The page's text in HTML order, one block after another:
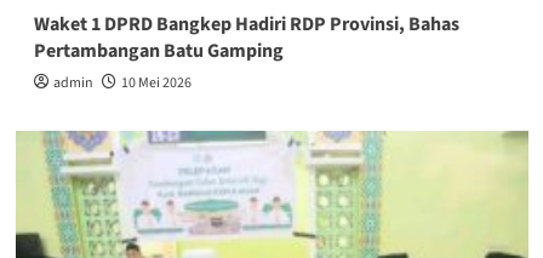
Waket 1 DPRD Bangkep Hadiri RDP Provinsi, Bahas
Pertambangan Batu Gamping
admin 10 Mei 2026